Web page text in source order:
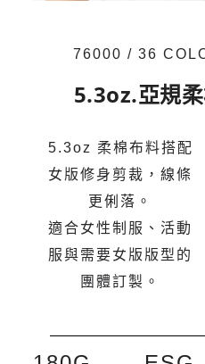
76000 / 36
5.3oz.亞規
5.3oz 柔棉布料搭配
女版修身剪裁，線條
更俐落。
適合女性制服、活動
服與需要女版版型的
團體訂製。